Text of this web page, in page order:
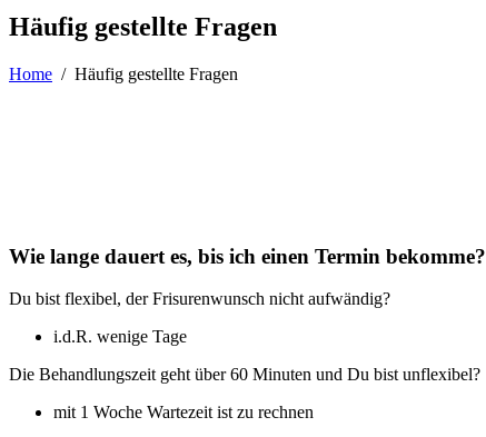
Häufig gestellte Fragen
Home / Häufig gestellte Fragen
Wie lange dauert es, bis ich einen Termin bekomme?
Du bist flexibel, der Frisurenwunsch nicht aufwändig?
i.d.R. wenige Tage
Die Behandlungszeit geht über 60 Minuten und Du bist unflexibel?
mit 1 Woche Wartezeit ist zu rechnen